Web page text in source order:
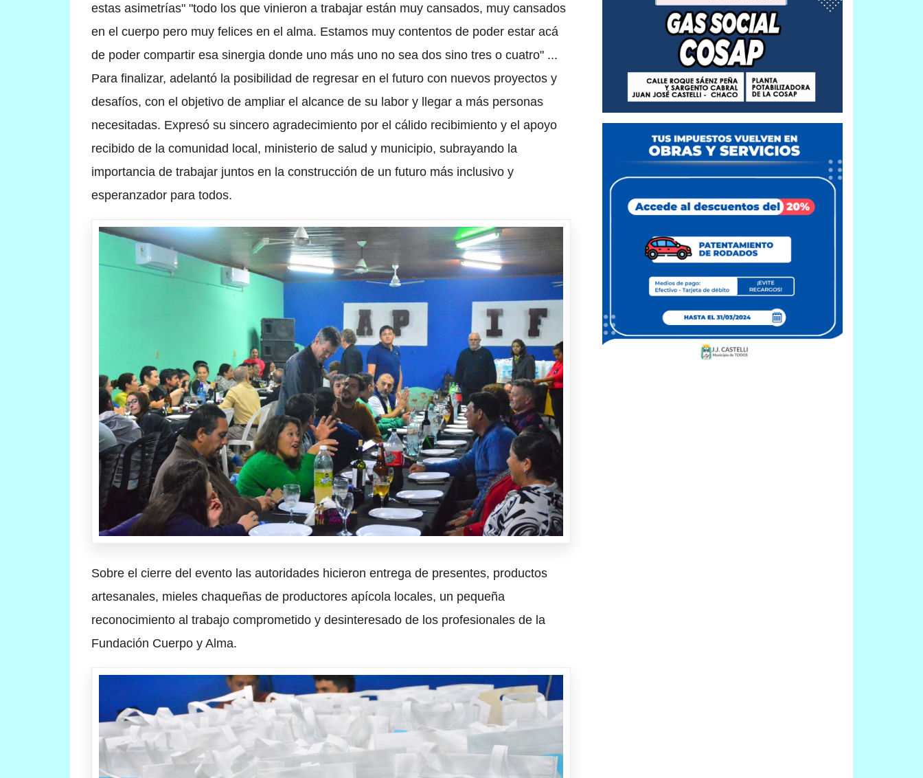
estas asimetrías" "todo los que vinieron a trabajar están muy cansados, muy cansados
en el cuerpo pero muy felices en el alma. Estamos muy contentos de poder estar acá
de poder compartir esa sinergia donde uno más uno no sea dos sino tres o cuatro" ...
Para finalizar, adelantó la posibilidad de regresar en el futuro con nuevos proyectos y
desafíos, con el objetivo de ampliar el alcance de su labor y llegar a más personas
necesitadas. Expresó su sincero agradecimiento por el cálido recibimiento y el apoyo
recibido de la comunidad local, ministerio de salud y municipio, subrayando la
importancia de trabajar juntos en la construcción de un futuro más inclusivo y
esperanzador para todos.
Sobre el cierre del evento las autoridades hicieron entrega de presentes, productos
artesanales, mieles chaqueñas de productores apícola locales, un pequeña
reconocimiento al trabajo comprometido y desinteresado de los profesionales de la
Fundación Cuerpo y Alma.